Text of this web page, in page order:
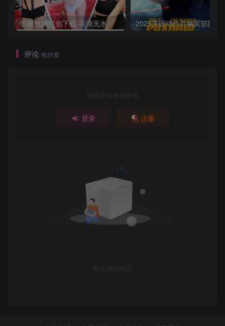
车模视频打包下载-高清无水印版
评论 抢沙发
请登录后发表评论
登录 注册
暂无评论内容